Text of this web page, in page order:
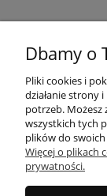
Dbamy o
Pliki cookies i
działanie strony
potrzeb. Możesz
wszystkich tych
plików do
Więcej o plikach
prywatności.